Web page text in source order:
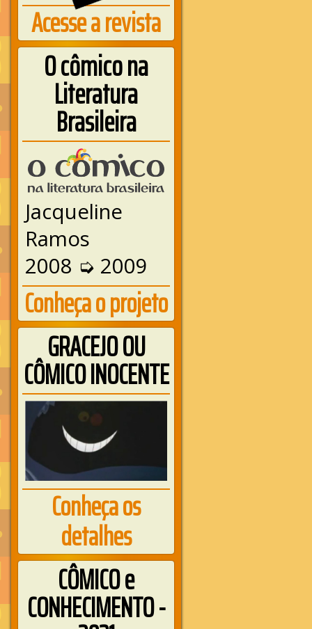
Acesse a revista
O cômico na
Literatura
Brasileira
Jacqueline
Ramos
2008 ➭ 2009
Conheça o projeto
GRACEJO OU
CÔMICO INOCENTE
Conheça os
detalhes
CÔMICO e
CONHECIMENTO -